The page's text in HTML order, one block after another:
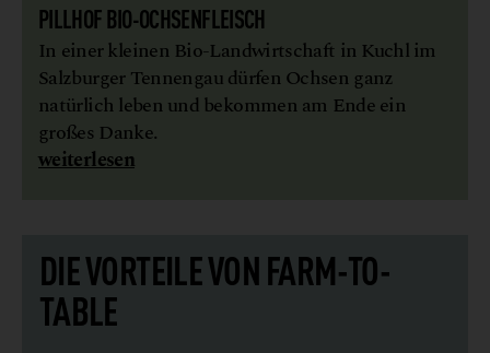
PILLHOF BIO-OCHSENFLEISCH
In einer kleinen Bio-Landwirtschaft in Kuchl im
Salzburger Tennengau dürfen Ochsen ganz
natürlich leben und bekommen am Ende ein
großes Danke.
weiterlesen
DIE VORTEILE VON FARM-TO-
TABLE